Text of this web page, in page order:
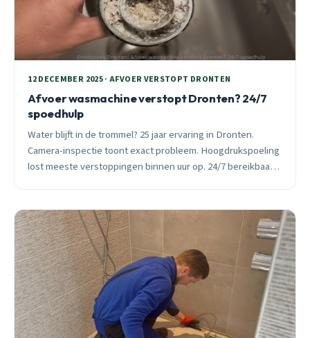
12 DECEMBER 2025 · AFVOER VERSTOPT DRONTEN
Afvoer wasmachine verstopt Dronten? 24/7
spoedhulp
Water blijft in de trommel? 25 jaar ervaring in Dronten.
Camera-inspectie toont exact probleem. Hoogdrukspoeling
lost meeste verstoppingen binnen uur op. 24/7 bereikbaar,